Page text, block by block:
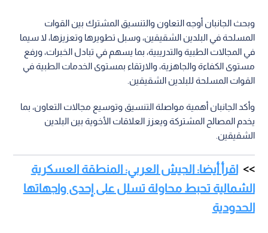
وبحث الجانبان أوجه التعاون والتنسيق المشترك بين القوات
المسلحة في البلدين الشقيقين، وسبل تطويرها وتعزيزها، لا سيما
في المجالات الطبية والتدريبية، بما يسهم في تبادل الخبرات، ورفع
مستوى الكفاءة والجاهزية، والارتقاء بمستوى الخدمات الطبية في
القوات المسلحة للبلدين الشقيقين.
وأكد الجانبان أهمية مواصلة التنسيق وتوسيع مجالات التعاون، بما
يخدم المصالح المشتركة ويعزز العلاقات الأخوية بين البلدين
الشقيقين.
اقرأ أيضا: الجيش العربي: المنطقة العسكرية
الشمالية تحبط محاولة تسلل على إحدى واجهاتها
الحدودية